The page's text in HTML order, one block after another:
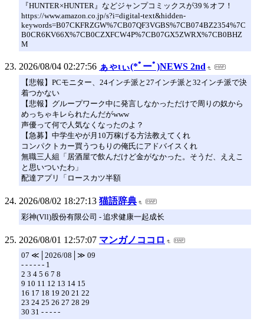
『HUNTER×HUNTER』などジャンプコミックスが39％オフ！
https://www.amazon.co.jp/s?i=digital-text&hidden-
keywords=B07CKFRZGW%7CB07QF3VGBS%7CB074BZ2354%7C
B0CR6KV66X%7CB0CZXFCW4P%7CB07GX5ZWRX%7CB0BHZ
M
2026/08/04 02:27:56 ぁゃιぃ(*ﾟーﾟ)NEWS 2nd
【悲報】PCモニター、24インチ派と27インチ派と32インチ派で決
着つかない
【悲報】グループワーク中に発言しなかっただけで周りの奴から
めっちゃキレられたんだがwww
声優って何で人気なくなったのよ？
【急募】中学生やが月10万稼げる方法教えてくれ
コンパクトカー買うつもりの俺氏にアドバイスくれ
無職三人組「居酒屋で飲んだけど金がなかった。そうだ、ええこ
と思いついたわ」
配達アプリ「ロースカツ半額
2026/08/02 18:27:13 猫語辞典
彩神(Vll)股份有限公司 - 追求健康一起成长
2026/08/01 12:57:07 マンガノココロ
07 ≪│2026/08│≫ 09
- - - - - - 1
2 3 4 5 6 7 8
9 10 11 12 13 14 15
16 17 18 19 20 21 22
23 24 25 26 27 28 29
30 31 - - - - -